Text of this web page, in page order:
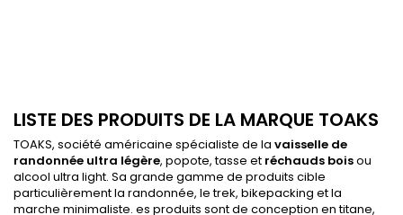
LISTE DES PRODUITS DE LA MARQUE TOAKS
TOAKS, société américaine spécialiste de la vaisselle de
randonnée ultra légère, popote, tasse et réchauds boisou
alcool ultra light. Sa grande gamme de produits cible
particulièrement la randonnée, le trek, bikepacking et la
marche minimaliste. es produits sont de conception en titane,